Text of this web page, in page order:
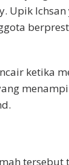
Upik Ichsan
ketika
tersebut